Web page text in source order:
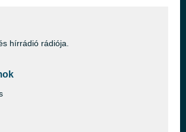
hírrádió rádiója.